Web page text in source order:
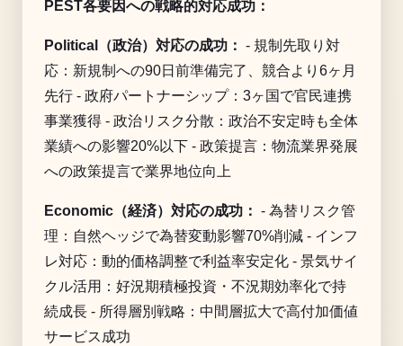
PEST各要因への戦略的対応成功：
Political（政治）対応の成功： - 規制先取り対
応：新規制への90日前準備完了、競合より6ヶ月
先行 - 政府パートナーシップ：3ヶ国で官民連携
事業獲得 - 政治リスク分散：政治不安定時も全体
業績への影響20%以下 - 政策提言：物流業界発展
への政策提言で業界地位向上
Economic（経済）対応の成功： - 為替リスク管
理：自然ヘッジで為替変動影響70%削減 - インフ
レ対応：動的価格調整で利益率安定化 - 景気サイ
クル活用：好況期積極投資・不況期効率化で持
続成長 - 所得層別戦略：中間層拡大で高付加価値
サービス成功